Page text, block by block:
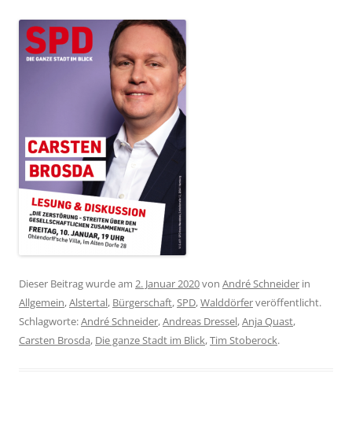
Dieser Beitrag wurde am 2. Januar 2020von André Schneider in
Allgemein,Alstertal, Bürgerschaft,SPD,Walddörferveröffentlicht.
Schlagworte:André Schneider,Andreas Dressel,Anja Quast,
Carsten Brosda, Die ganze Stadt im Blick,Tim Stoberock.